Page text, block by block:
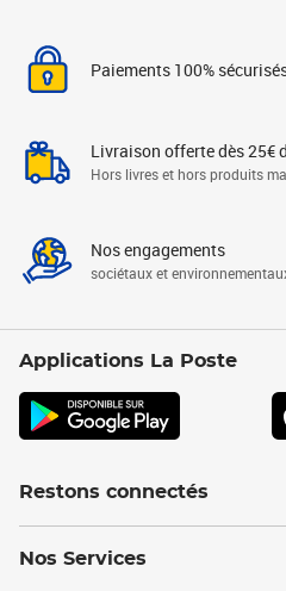
Paiements 100%
Livraison offerte dès 25€
Hors livres et hors produits
Nos engagements
sociétaux et
Applications La Poste
Restons connectés
Nos Services